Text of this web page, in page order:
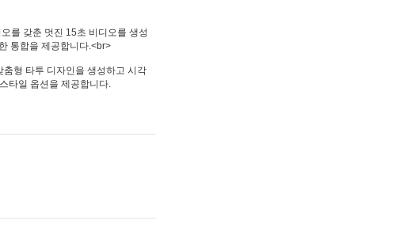
를 갖춘 멋진 15초 비디오를 생성
통합을 제공합니다.<br>
형 타투 디자인을 생성하고 시각
타일 옵션을 제공합니다.